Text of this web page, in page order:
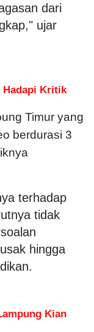
dari
ujar
Hadapi Kritik
Timur yang
berdurasi 3
terhadap
tidak
hingga
Kian